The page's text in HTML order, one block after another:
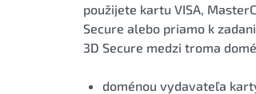
použijete kartu VISA,
Secure alebo priamo k
3D Secure medzi troma
doménou vydavateľa